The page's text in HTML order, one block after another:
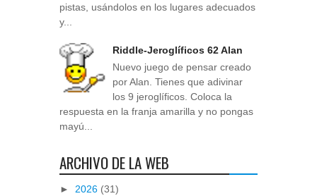
pistas, usándolos en los lugares adecuados
y...
Riddle-Jeroglíficos 62 Alan
Nuevo juego de pensar creado
por Alan. Tienes que adivinar
los 9 jeroglíficos. Coloca la
respuesta en la franja amarilla y no pongas
mayú...
ARCHIVO DE LA WEB
► 2026 (31)